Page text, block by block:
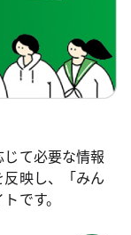
て必要な情報
映し、「みん
です。